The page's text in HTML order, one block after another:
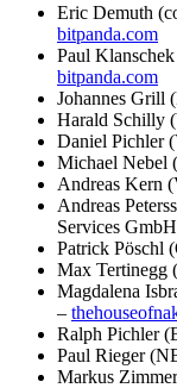
Eric Demuth
bitpanda.com
Paul
bitpanda.com
Johannes Grill
Harald Schilly
Daniel Pichler
Michael Nebel
Andreas Kern
Andreas
Services
Patrick Pöschl
Max Tertinegg
Magdalena
–
Ralph Pichler
Paul Rieger
Markus